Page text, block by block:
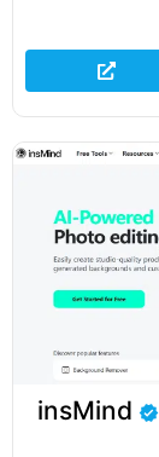
insMind